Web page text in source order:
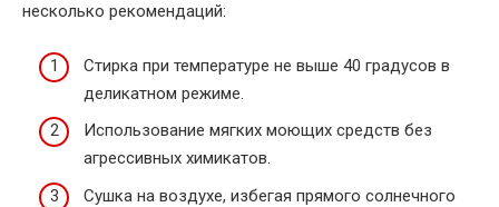
несколько рекомендаций:
Стирка при температуре не выше 40 градусов в
деликатном режиме.
Использование мягких моющих средств без
агрессивных химикатов.
Сушка на воздухе, избегая прямого солнечного